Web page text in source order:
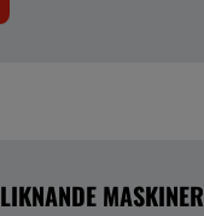
LIKNANDE MASKINER